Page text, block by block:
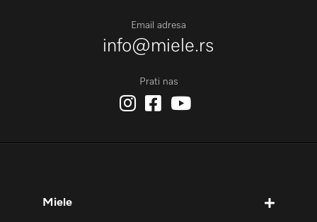
Email adresa
info@miele.rs
Prati nas
Miele